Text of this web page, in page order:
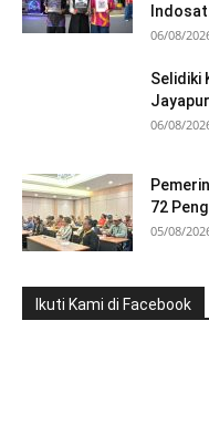
06/08/
Selidiki
06/08/
72
05/08/
Ikuti Kami di Facebook